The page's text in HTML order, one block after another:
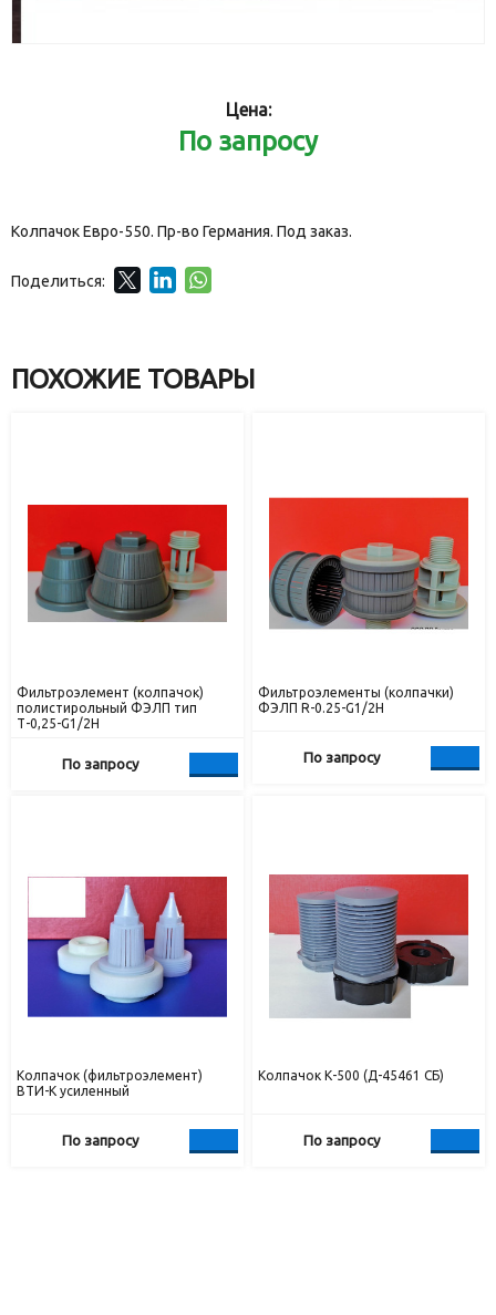
Цена:
По запросу
Колпачок Евро-550. Пр-во Германия. Под заказ.
Поделиться:
ПОХОЖИЕ ТОВАРЫ
Фильтроэлемент (колпачок)
полистирольный ФЭЛП тип
Т-0,25-G1/2Н
По запросу
Фильтроэлементы (колпачки)
ФЭЛП R-0.25-G1/2Н
По запросу
Колпачок (фильтроэлемент)
ВТИ-К усиленный
По запросу
Колпачок К-500 (Д-45461 СБ)
По запросу